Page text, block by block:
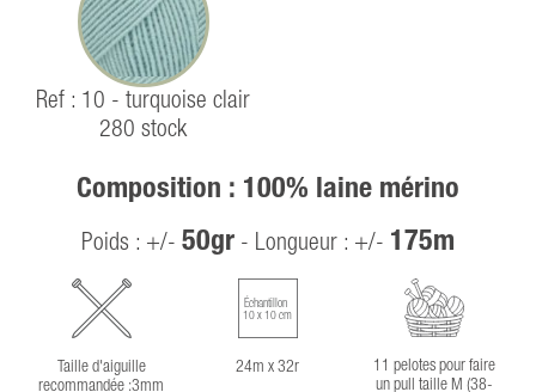
Ref : 10 - turquoise clair
280 stock
Composition : 100% laine mérino
Poids : +/- 50gr - Longueur : +/- 175m
Taille d'aiguille
recommandée :3mm
Échantillon
10 x 10 cm
24m x 32r
11 pelotes pour faire
un pull taille M (38-